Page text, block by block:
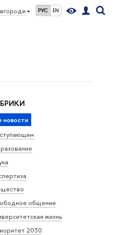
РУС EN
новости
общение
жизнь
2030